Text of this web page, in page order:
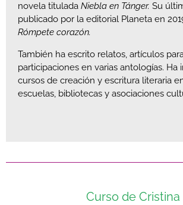
novela titulada Niebla en Tánger. Su
publicado por la editorial Planeta en
Rómpete corazón.
También ha escrito relatos, artículos
participaciones en varias antologías. Ha
cursos de creación y escritura literaria
escuelas, bibliotecas y asociaciones
Curso de Cristina